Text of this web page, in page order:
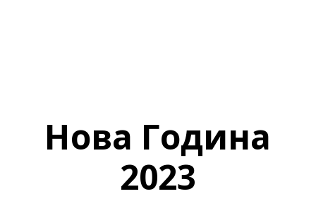
Нова Година
2023